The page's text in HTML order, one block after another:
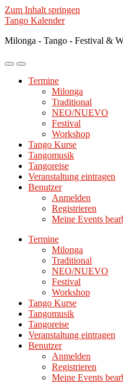
Zum Inhalt springen
Tango Kalender
Milonga - Tango - Festival &
Mobile-
ein-/ausblenden
Suchfeld
ein-/ausblenden
Termine
Milonga
Traditional
NEO/NUEVO
Festival
Workshop
Tango Kurse
Tangomusik
Tangoreise
Veranstaltung eintragen
Benutzer
Anmelden
Registrieren
Meine Events
Termine
Milonga
Traditional
NEO/NUEVO
Festival
Workshop
Tango Kurse
Tangomusik
Tangoreise
Veranstaltung eintragen
Benutzer
Anmelden
Registrieren
Meine Events